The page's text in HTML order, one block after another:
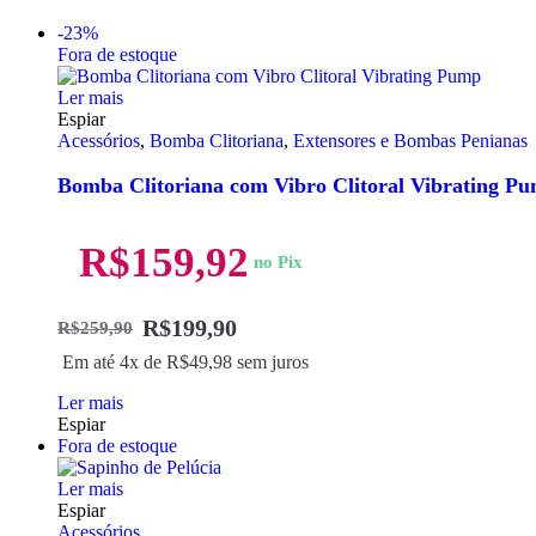
-23%
Fora de estoque
Ler mais
Espiar
Acessórios, Bomba Clitoriana, Extensores e Bombas Penianas
Bomba Clitoriana com Vibro Clitoral Vibrating
R$259,90 R$199,90
Em até 4x de R$49,98 sem juros
R$159,92 no Pix
Ler mais
Espiar
Fora de estoque
Ler mais
Espiar
Acessórios